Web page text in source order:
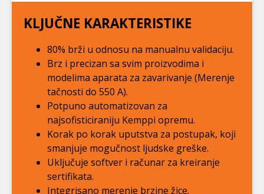
KLJUČNE KARAKTERISTIKE
80% brži u odnosu na manualnu validaciju.
Brz i precizan sa svim proizvodima i
modelima aparata za zavarivanje (Merenje
tačnosti do 550 A).
Potpuno automatizovan za
najsofisticiraniju Kemppi opremu.
Korak po korak uputstva za postupak, koji
smanjuje mogučnost ljudske greške.
Uključuje softver i računar za kreiranje
sertifikata.
Integrisano merenje brzine žice.